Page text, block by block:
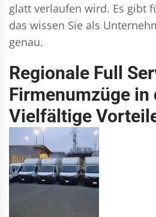
glatt verlaufen wird. Es gibt
das wissen Sie als
genau.
Regionale Full
Firmenumzüge in
Vielfältige